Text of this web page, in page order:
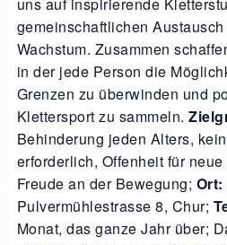
gemeinschaftlichen
Wachstum. Zusammen
in der jede Person die
Grenzen zu überwinden und
Klettersport zu sammeln.
Behinderung jeden Alters,
erforderlich, Offenheit für
Freude an der Bewegung; Ort:
Pulvermühlestrasse 8, Chur;
Monat, das ganze Jahr über;